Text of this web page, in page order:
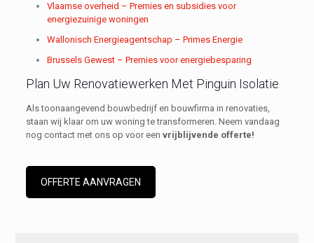
Vlaamse overheid – Premies en subsidies voor
energiezuinige woningen
Wallonisch Energieagentschap – Primes Energie
Brussels Gewest – Premies voor energiebesparing
Plan Uw Renovatiewerken Met Pinguin Isolatie
Als toonaangevend bouwbedrijf en bouwfirma in renovaties,
staan wij klaar om uw woning te transformeren. Neem vandaag
nog contact met ons op voor een vrijblijvende offerte!
OFFERTE AANVRAGEN